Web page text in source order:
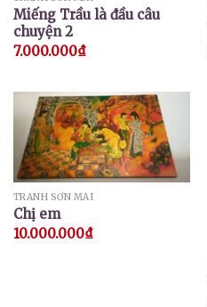
Miếng Trầu là đầu câu
chuyện 2
7.000.000₫
TRANH SƠN MÀI
Chị em
10.000.000₫